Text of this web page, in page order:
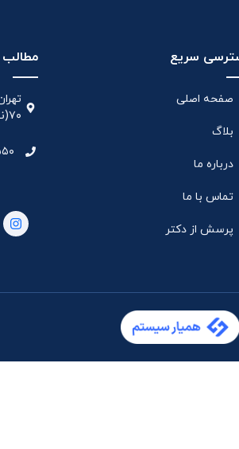
سریع
صفحه اصلی
بلاگ
درباره ما
تماس با ما
پرسش از دکتر
مطالب
۷۰(نیش شیرینی فروشی نیشکر)، واحد ۳۳ ، طبقه ۵